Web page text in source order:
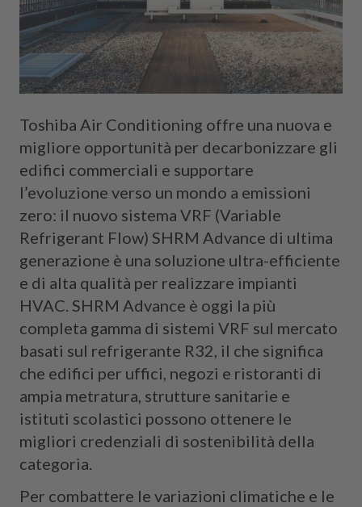
Toshiba Air Conditioning offre una nuova e
migliore opportunità per decarbonizzare gli
edifici commerciali e supportare
l’evoluzione verso un mondo a emissioni
zero: il nuovo sistema VRF (Variable
Refrigerant Flow) SHRM Advance di ultima
generazione è una soluzione ultra-efficiente
e di alta qualità per realizzare impianti
HVAC. SHRM Advance è oggi la più
completa gamma di sistemi VRF sul mercato
basati sul refrigerante R32, il che significa
che edifici per uffici, negozi e ristoranti di
ampia metratura, strutture sanitarie e
istituti scolastici possono ottenere le
migliori credenziali di sostenibilità della
categoria.
Per combattere le variazioni climatiche e le